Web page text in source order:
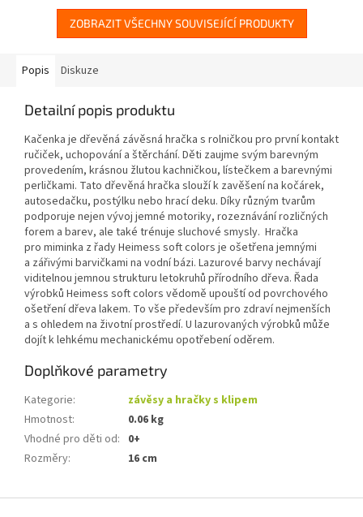
ZOBRAZIT VŠECHNY SOUVISEJÍCÍ PRODUKTY
Popis Diskuze
Detailní popis produktu
Kačenka je dřevěná závěsná hračka s rolničkou pro první kontakt
ručiček, uchopování a štěrchání. Děti zaujme svým barevným
provedením, krásnou žlutou kachničkou, lístečkem a barevnými
perličkami. Tato dřevěná hračka slouží k zavěšení na kočárek,
autosedačku, postýlku nebo hrací deku. Díky různým tvarům
podporuje nejen vývoj jemné motoriky, rozeznávání rozličných
forem a barev, ale také trénuje sluchové smysly. Hračka
pro miminka z řady Heimess soft colors je ošetřena jemnými
a zářivými barvičkami na vodní bázi. Lazurové barvy nechávají
viditelnou jemnou strukturu letokruhů přírodního dřeva. Řada
výrobků Heimess soft colors vědomě upouští od povrchového
ošetření dřeva lakem. To vše především pro zdraví nejmenších
a s ohledem na životní prostředí. U lazurovaných výrobků může
dojít k lehkému mechanickému opotřebení oděrem.
Doplňkové parametry
Kategorie:
závěsy a hračky s klipem
Hmotnost:
0.06 kg
Vhodné pro děti od: 0+
Rozměry: 16 cm